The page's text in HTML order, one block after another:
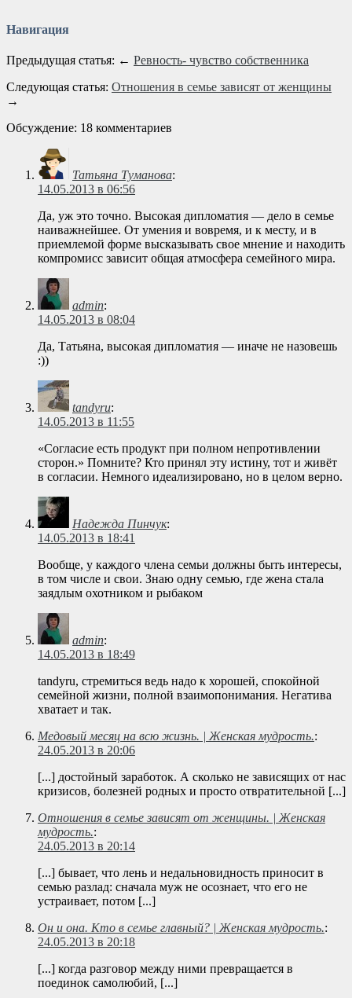
Навигация
Предыдущая статья: ← Ревность- чувство собственника
Следующая статья: Отношения в семье зависят от женщины
→
Обсуждение: 18 комментариев
Татьяна Туманова:
14.05.2013 в 06:56
Да, уж это точно. Высокая дипломатия — дело в семье
наиважнейшее. От умения и вовремя, и к месту, и в
приемлемой форме высказывать свое мнение и находить
компромисс зависит общая атмосфера семейного мира.
admin:
14.05.2013 в 08:04
Да, Татьяна, высокая дипломатия — иначе не назовешь
:))
tandyru:
14.05.2013 в 11:55
«Согласие есть продукт при полном непротивлении
сторон.» Помните? Кто принял эту истину, тот и живёт
в согласии. Немного идеализировано, но в целом верно.
Надежда Пинчук:
14.05.2013 в 18:41
Вообще, у каждого члена семьи должны быть интересы,
в том числе и свои. Знаю одну семью, где жена стала
заядлым охотником и рыбаком
admin:
14.05.2013 в 18:49
tandyru, стремиться ведь надо к хорошей, спокойной
семейной жизни, полной взаимопонимания. Негатива
хватает и так.
Медовый месяц на всю жизнь. | Женская мудрость.:
24.05.2013 в 20:06
[...] достойный заработок. А сколько не зависящих от нас
кризисов, болезней родных и просто отвратительной [...]
Отношения в семье зависят от женщины. | Женская
мудрость.:
24.05.2013 в 20:14
[...] бывает, что лень и недальновидность приносит в
семью разлад: сначала муж не осознает, что его не
устраивает, потом [...]
Он и она. Кто в семье главный? | Женская мудрость.:
24.05.2013 в 20:18
[...] когда разговор между ними превращается в
поединок самолюбий, [...]